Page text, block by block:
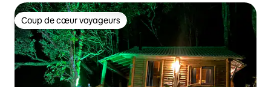
Coup de cœur voyageurs
Coup de cœur voyageurs